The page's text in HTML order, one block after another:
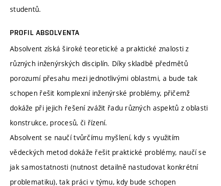
studentů.
PROFIL ABSOLVENTA
Absolvent získá široké teoretické a praktické znalosti z
různých inženýrských disciplín. Díky skladbě předmětů
porozumí přesahu mezi jednotlivými oblastmi, a bude tak
schopen řešit komplexní inženýrské problémy, přičemž
dokáže při jejich řešení zvážit řadu různých aspektů z oblasti
konstrukce, procesů, či řízení.
Absolvent se naučí tvůrčímu myšlení, kdy s využitím
vědeckých metod dokáže řešit praktické problémy, naučí se
jak samostatnosti (nutnost detailně nastudovat konkrétní
problematiku), tak práci v týmu, kdy bude schopen